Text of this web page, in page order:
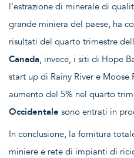
l'estrazione di minerale di
grande miniera del paese, ha
risultati del quarto trimestre
Canada, invece, i siti di Hope
start up di Rainy River e
aumento del 5% nel quarto
Occidentale sono entrati in
In conclusione, la fornitura
miniere e rete di impianti di